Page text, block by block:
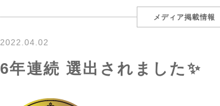
メディア掲載情報
2022.04.02
6年連続 選出されました✨